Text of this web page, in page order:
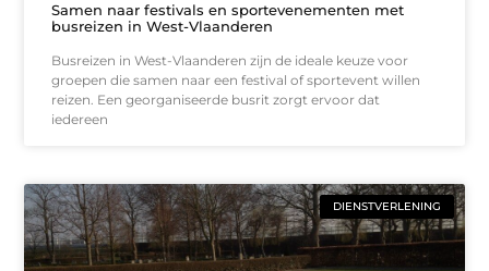
Samen naar festivals en sportevenementen met
busreizen in West-Vlaanderen
Busreizen in West-Vlaanderen zijn de ideale keuze voor
groepen die samen naar een festival of sportevent willen
reizen. Een georganiseerde busrit zorgt ervoor dat
iedereen
DIENSTVERLENING